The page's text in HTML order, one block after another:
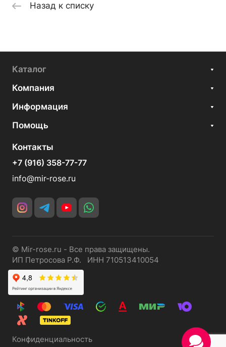
Назад к списку
Каталог
Компания
Информация
Помощь
Контакты
+7 (916) 358-77-77
info@mir-rose.ru
© Mir-rose.ru - Все права защищены.
ИП Петросова Р.Ф. ИНН 710513410054
Конфиденциальность